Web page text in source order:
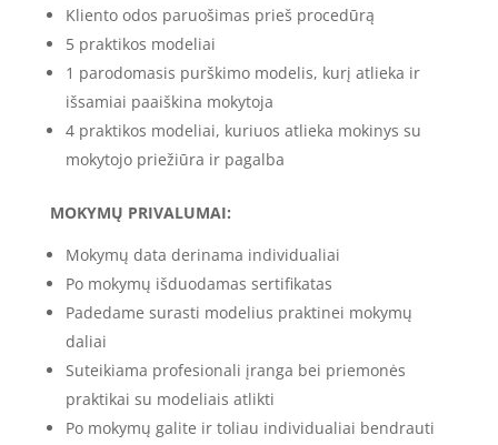
Kliento odos paruošimas prieš procedūrą
5 praktikos modeliai
1 parodomasis purškimo modelis, kurį atlieka ir
išsamiai paaiškina mokytoja
4 praktikos modeliai, kuriuos atlieka mokinys su
mokytojo priežiūra ir pagalba
MOKYMŲ PRIVALUMAI:
Mokymų data derinama individualiai
Po mokymų išduodamas sertifikatas
Padedame surasti modelius praktinei mokymų
daliai
Suteikiama profesionali įranga bei priemonės
praktikai su modeliais atlikti
Po mokymų galite ir toliau individualiai bendrauti